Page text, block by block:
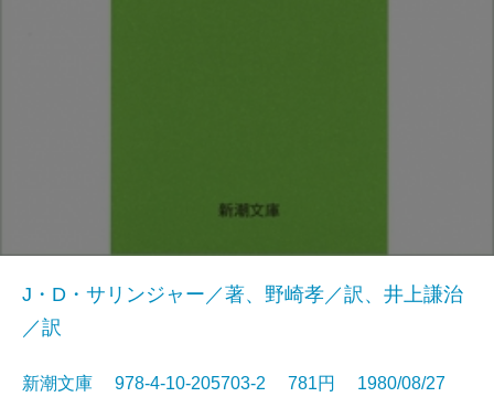
J・D・サリンジャー／著、野崎孝／訳、井上謙治
／訳
新潮文庫 978-4-10-205703-2 781円 1980/08/27